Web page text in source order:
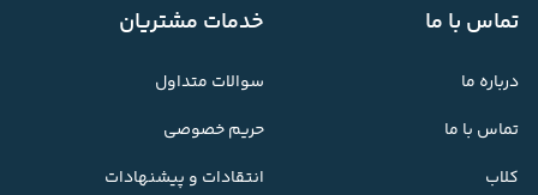
تماس با ما
درباره ما
تماس با ما
کلاب
خدمات مشتریان
سوالات متداول
حریم خصوصی
انتقادات و پیشنهادات